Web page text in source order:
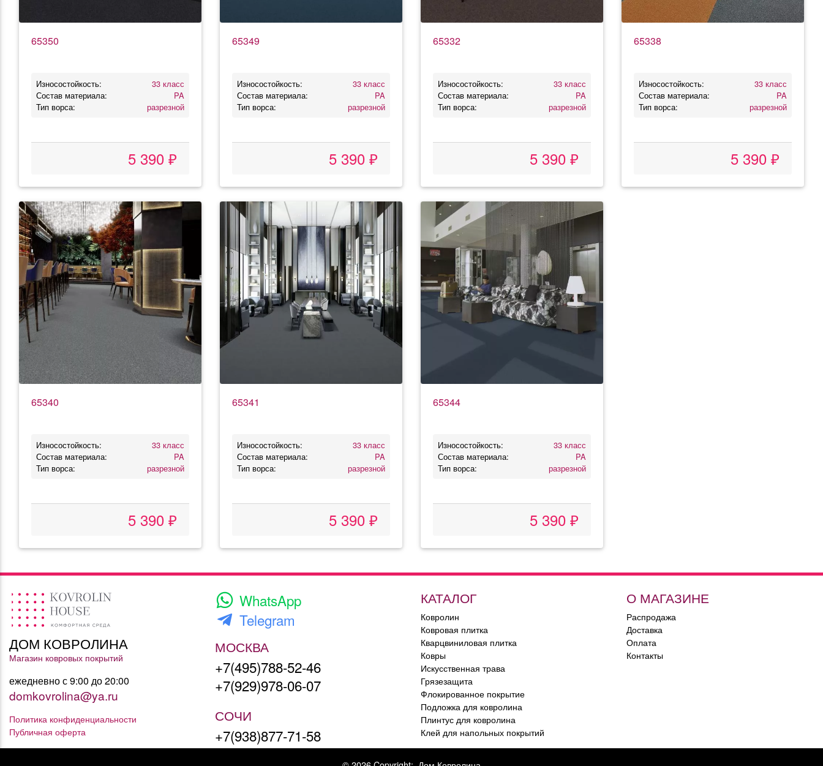
65350
Износостойкость:
33 класс
Состав материала:
PA
Тип ворса:
разрезной
5 390 ₽
65349
Износостойкость:
33 класс
Состав материала:
PA
Тип ворса:
разрезной
5 390 ₽
65332
Износостойкость:
33 класс
Состав материала:
PA
Тип ворса:
разрезной
5 390 ₽
65338
Износостойкость:
33 класс
Состав материала:
PA
Тип ворса:
разрезной
5 390 ₽
65340
Износостойкость:
33 класс
Состав материала:
PA
Тип ворса:
разрезной
5 390 ₽
65341
Износостойкость:
33 класс
Состав материала:
PA
Тип ворса:
разрезной
5 390 ₽
65344
Износостойкость:
33 класс
Состав материала:
PA
Тип ворса:
разрезной
5 390 ₽
ДОМ КОВРОЛИНА
Магазин ковровых покрытий
ежедневно с 9:00 до 20:00
domkovrolina@ya.ru
Политика конфиденциальности
Публичная оферта
WhatsApp
Telegram
МОСКВА
+7(495)788-52-46
+7(929)978-06-07
СОЧИ
+7(938)877-71-58
КАТАЛОГ
Ковролин
Ковровая плитка
Кварцвиниловая плитка
Ковры
Искусственная трава
Грязезащита
Флокированное покрытие
Подложка для ковролина
Плинтус для ковролина
Клей для напольных покрытий
О МАГАЗИНЕ
Распродажа
Доставка
Оплата
Контакты